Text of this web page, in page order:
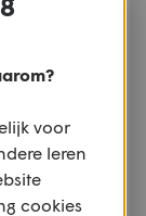
en
Joramo
KTM-
voor
leren
cookies